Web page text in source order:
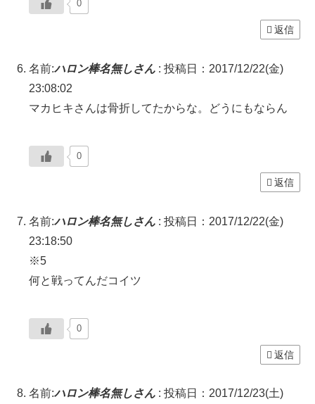
0
返信
名前:ハロン棒名無しさん : 投稿日：2017/12/22(金)
23:08:02
マカヒキさんは骨折してたからな。どうにもならん
0
返信
名前:ハロン棒名無しさん : 投稿日：2017/12/22(金)
23:18:50
※5
何と戦ってんだコイツ
0
返信
名前:ハロン棒名無しさん : 投稿日：2017/12/23(土)